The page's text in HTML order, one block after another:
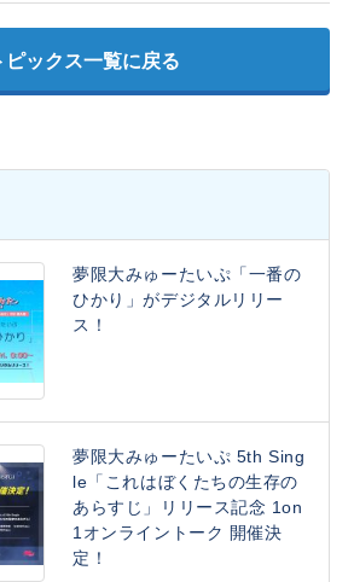
ピックス一覧に戻る
夢限大みゅーたいぷ「一番の
ひかり」がデジタルリリー
ス！
夢限大みゅーたいぷ 5th Sing
le「これはぼくたちの生存の
あらすじ」リリース記念 1on
1オンライントーク 開催決
定！